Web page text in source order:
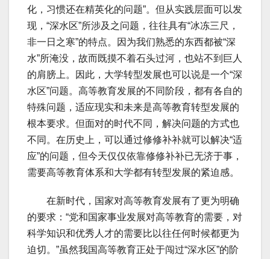
化，习惯还在精英化的问题”。但从实践层面可以发
现，“深水区”所涉及之问题，往往具有“冰冻三尺，
非一日之寒”的特点。因为我们熟悉的东西都被“深
水”所淹没，故而既摸不着石头过河，也站不到巨人
的肩膀上。因此，大学转型发展也可以说是一个“深
水区”问题。高等教育发展的不同阶段，都有各自的
特殊问题，适应现实和未来是高等教育转型发展的
根本要求。但面对的时代不同，解决问题的方式也
不同。在历史上，可以通过修修补补就可以解决“适
应”的问题，但今天仅仅依靠修修补补已无济于事，
需要高等教育体系和大学都有转型发展的紧迫感。
在新时代，国家对高等教育发展有了更为明确
的要求：“党和国家事业发展对高等教育的需要，对
科学知识和优秀人才的需要比以往任何时候都更为
迫切。”虽然我国高等教育正处于闯过“深水区”的阶